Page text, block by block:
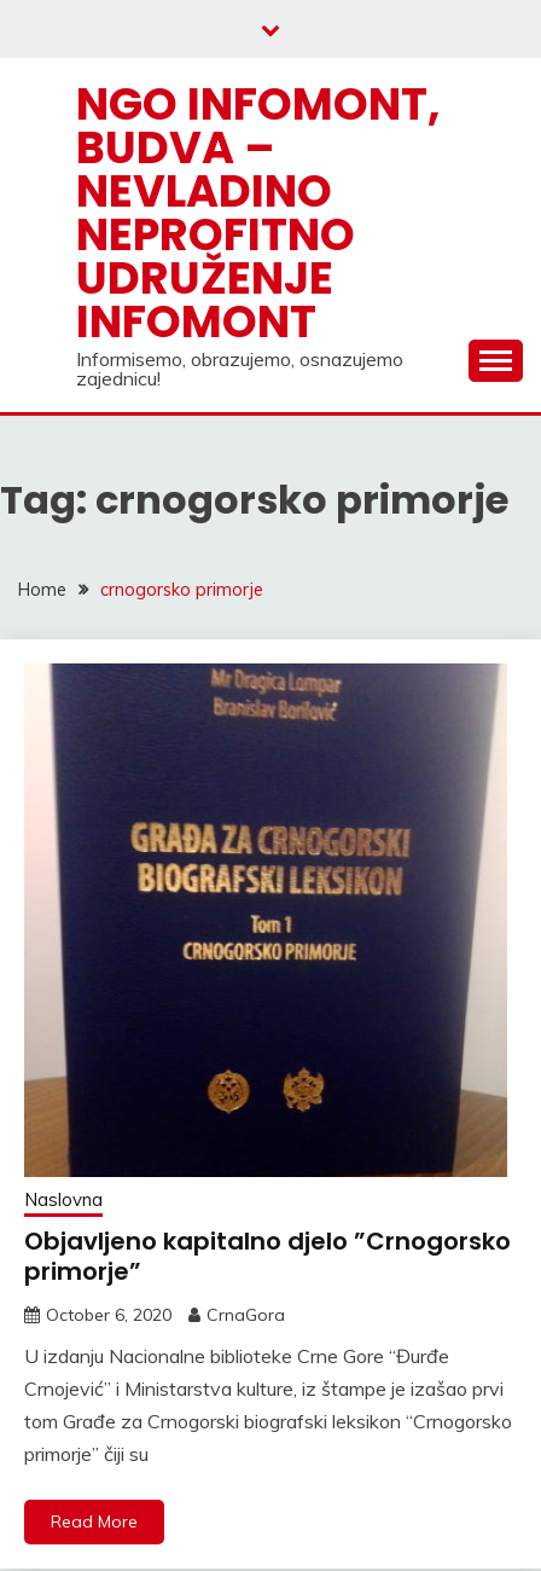
NGO INFOMONT,
BUDVA –
NEVLADINO
NEPROFITNO
UDRUŽENJE
INFOMONT
Informisemo, obrazujemo, osnazujemo
zajednicu!
Tag: crnogorsko primorje
Home crnogorsko primorje
Naslovna
Objavljeno kapitalno djelo ”Crnogorsko
primorje”
October 6, 2020 CrnaGora
U izdanju Nacionalne biblioteke Crne Gore “Đurđe
Crnojević” i Ministarstva kulture, iz štampe je izašao prvi
tom Građe za Crnogorski biografski leksikon “Crnogorsko
primorje” čiji su
Read More